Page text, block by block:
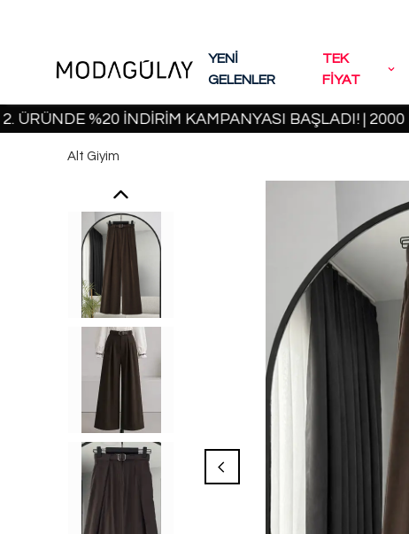
YENİ
GELENLER
TEK
FİYAT
%20 İNDİRİM KAMPANYASI BAŞLADI! | 2000 TL VE
Alt Giyim